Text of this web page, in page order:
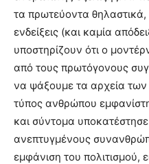
τα πρωτεύοντα
ενδείξεις (και καμία
υποστηρίζουν ότι ο
από τους πρωτόγονους
να ψάξουμε τα αρχεία
τύπος ανθρώπου
και σύντομα υποκατέστησε
ανεπτυγμένους
εμφάνιση του πολιτισμού,